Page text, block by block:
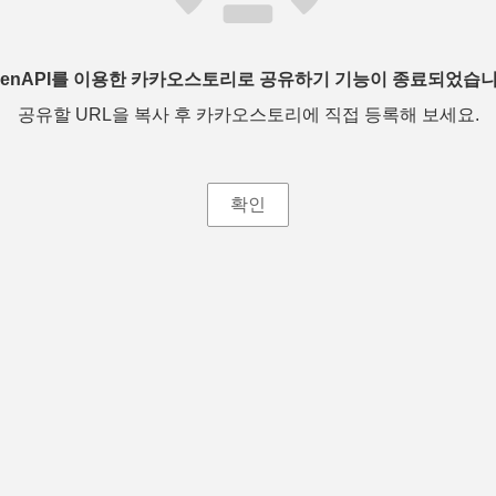
를 이용한 카카오스토리로 공유하기 기능이 종료되었습
공유할 URL을 복사 후 카카오스토리에 직접 등록해 보세요.
확인